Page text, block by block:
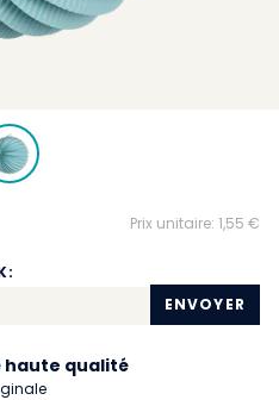
Prix unitaire: 1,55 €
ENVOYER
haute qualité